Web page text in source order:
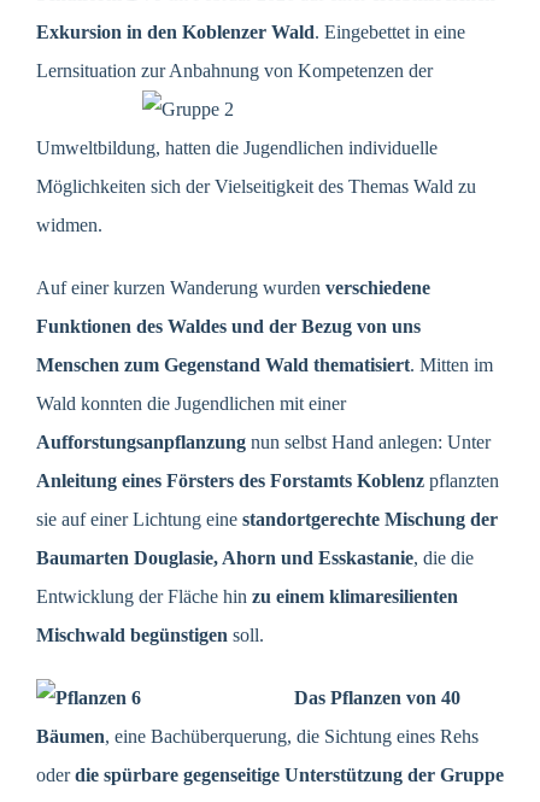
Exkursion in den Koblenzer Wald. Eingebettet in eine
Lernsituation zur Anbahnung von Kompetenzen der
Umweltbildung, hatten die Jugendlichen individuelle
Möglichkeiten sich der Vielseitigkeit des Themas Wald zu
widmen.
Auf einer kurzen Wanderung wurden verschiedene
Funktionen des Waldes und der Bezug von uns
Menschen zum Gegenstand Wald thematisiert. Mitten im
Wald konnten die Jugendlichen mit einer
Aufforstungsanpflanzung nun selbst Hand anlegen: Unter
Anleitung eines Försters des Forstamts Koblenz pflanzten
sie auf einer Lichtung eine standortgerechte Mischung der
Baumarten Douglasie, Ahorn und Esskastanie, die die
Entwicklung der Fläche hin zu einem klimaresilienten
Mischwald begünstigen soll.
Das Pflanzen von 40
Bäumen, eine Bachüberquerung, die Sichtung eines Rehs
oderdie spürbare gegenseitige Unterstützung der Gruppe